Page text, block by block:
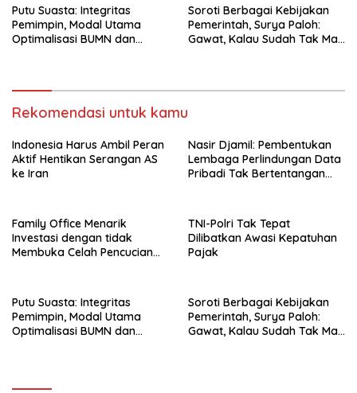
Putu Suasta: Integritas
Pemimpin, Modal Utama
Optimalisasi BUMN dan
Soroti Berbagai Kebijakan
Pemerintah, Surya Paloh:
Gawat, Kalau Sudah Tak Mau
Rekomendasi untuk kamu
Indonesia Harus Ambil Peran
Aktif Hentikan Serangan AS
ke Iran
Nasir Djamil: Pembentukan
Lembaga Perlindungan Data
Pribadi Tak Bertentangan
Family Office Menarik
Investasi dengan tidak
Membuka Celah Pencucian
TNI-Polri Tak Tepat
Dilibatkan Awasi Kepatuhan
Pajak
Putu Suasta: Integritas
Pemimpin, Modal Utama
Optimalisasi BUMN dan
Soroti Berbagai Kebijakan
Pemerintah, Surya Paloh:
Gawat, Kalau Sudah Tak Mau